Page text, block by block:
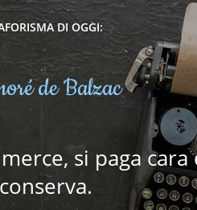
DI OGGI:
de Balzac
si paga cara
conserva.